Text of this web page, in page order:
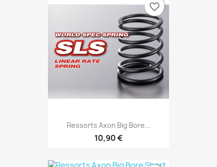
Ressorts Axon Big Bore...
10,90 €
favorite_border